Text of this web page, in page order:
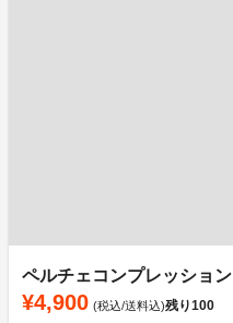
ペルチェコンプレッション
¥4,900 (税込/送料込)残り100